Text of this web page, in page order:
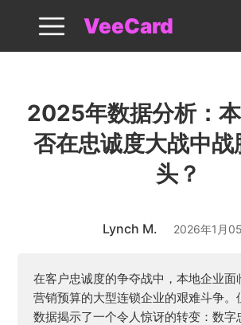
VeeCard
2025年数据分析：
否在忠诚度大战中战
头？
Lynch M. 2026年1月
在客户忠诚度的争夺战中，本地企业面
营销预算的大型连锁企业的艰难斗争
数据揭示了一个令人惊讶的转变：数字